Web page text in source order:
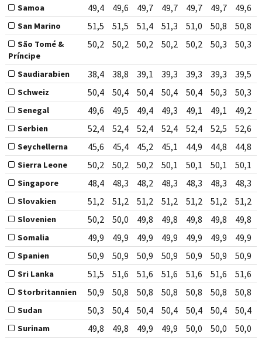
Samoa 49,4 49,6 49,7 49,7 49,7 49,7 49,6
San Marino 51,5 51,5 51,4 51,3 51,0 50,8 50,8
São Tomé &
Príncipe
50,2 50,2 50,2 50,2 50,2 50,3 50,3
Saudiarabien 38,4 38,8 39,1 39,3 39,3 39,3 39,5
Schweiz 50,4 50,4 50,4 50,4 50,4 50,3 50,3
Senegal 49,6 49,5 49,4 49,3 49,1 49,1 49,2
Serbien 52,4 52,4 52,4 52,4 52,4 52,5 52,6
Seychellerna 45,6 45,4 45,2 45,1 44,9 44,8 44,8
Sierra Leone 50,2 50,2 50,2 50,1 50,1 50,1 50,1
Singapore 48,4 48,3 48,2 48,3 48,3 48,3 48,3
Slovakien 51,2 51,2 51,2 51,2 51,2 51,2 51,2
Slovenien 50,2 50,0 49,8 49,8 49,8 49,8 49,8
Somalia 49,9 49,9 49,9 49,9 49,9 49,9 49,9
Spanien 50,9 50,9 50,9 50,9 50,9 50,9 50,9
Sri Lanka 51,5 51,6 51,6 51,6 51,6 51,6 51,6
Storbritannien 50,9 50,8 50,8 50,8 50,8 50,8 50,8
Sudan 50,3 50,4 50,4 50,4 50,4 50,4 50,4
Surinam 49,8 49,8 49,9 49,9 50,0 50,0 50,0